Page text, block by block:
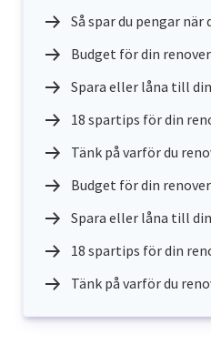
Så spar du pengar när
Budget för din
Spara eller låna till
18 spartips för din
Tänk på varför du
Budget för din
Spara eller låna till
18 spartips för din
Tänk på varför du